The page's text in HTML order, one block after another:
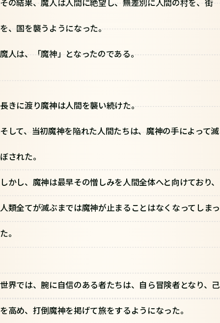
その結果、魔人は人間に絶望し、無差別に人間の村を、街
を、国を襲うようになった。
魔人は、「魔神」となったのである。
長きに渡り魔神は人間を襲い続けた。
そして、当初魔神を陥れた人間たちは、魔神の手によって滅
ぼされた。
しかし、魔神は最早その憎しみを人間全体へと向けており、
人類全てが滅ぶまでは魔神が止まることはなくなってしまっ
た。
世界では、腕に自信のある者たちは、自ら冒険者となり、己
を高め、打倒魔神を掲げて旅をするようになった。